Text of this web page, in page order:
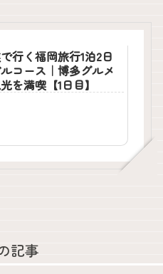
行く福岡旅行1泊2日
コース｜博多グルメ
を満喫【1日目】
記事